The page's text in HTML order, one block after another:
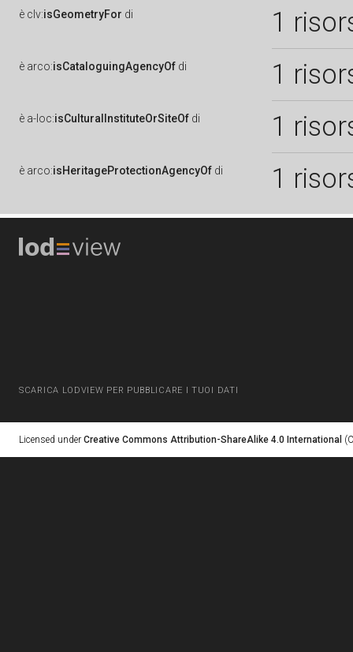
è clv:isGeometryFor di 1
è arco:isCataloguingAgencyOf di 1
è a-loc:isCulturalInstituteOrSiteOf di 1
è arco:isHeritageProtectionAgencyOf di 1
SCARICA LODVIEW PER PUBBLICARE I TUOI DATI
Licensed under Creative Commons Attribution-ShareAlike 4.0 International